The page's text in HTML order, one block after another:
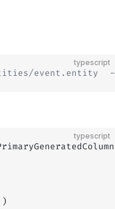
typescript
event.entity  --
typescript